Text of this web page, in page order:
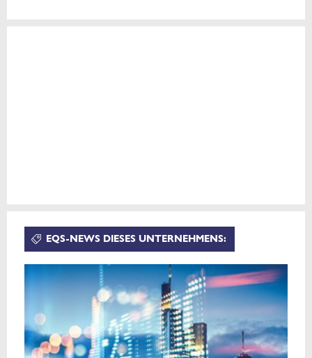
EQS-NEWS DIESES UNTERNEHMENS: